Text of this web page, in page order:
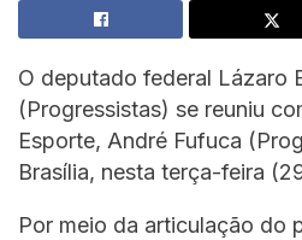
O deputado federal Lázaro
(Progressistas) se reuniu
Esporte, André Fufuca
Brasília, nesta terça-feira
Por meio da articulação do